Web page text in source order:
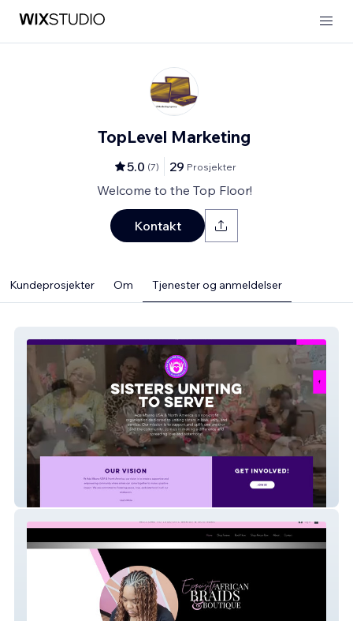
TopLevel Marketing
5.0 (7) 29 Prosjekter
Welcome to the Top Floor!
Kontakt
Kundeprosjekter Om Tjenester og anmeldelser
Ada Mbano Usa